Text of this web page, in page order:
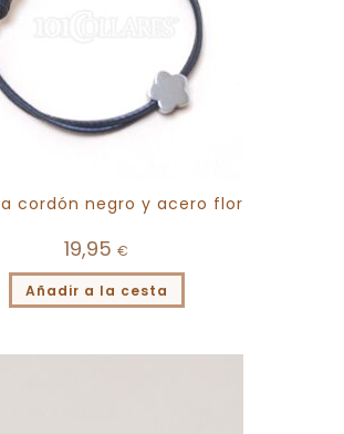
cordón negro y acero flor
19,95 €
Añadir a la cesta